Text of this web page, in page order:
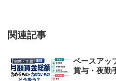
関連記事
制度・実務
ベースアッ
賞与・夜勤